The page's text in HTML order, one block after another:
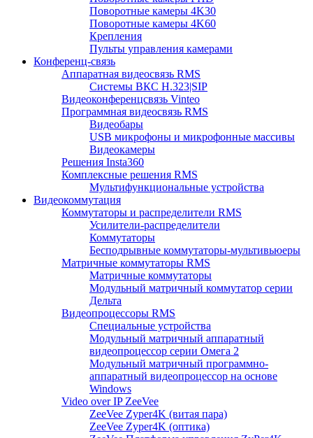
Поворотные камеры 4K30
Поворотные камеры 4K60
Крепления
Пульты управления камерами
Конференц-связь
Аппаратная видеосвязь RMS
Системы ВКС H.323|SIP
Видеоконференцсвязь Vinteo
Программная видеосвязь RMS
Видеобары
USB микрофоны и микрофонные массивы
Видеокамеры
Решения Insta360
Комплексные решения RMS
Мультифункциональные устройства
Видеокоммутация
Коммутаторы и распределители RMS
Усилители-распределители
Коммутаторы
Бесподрывные коммутаторы-мультивьюеры
Матричные коммутаторы RMS
Матричные коммутаторы
Модульный матричный коммутатор серии
Дельта
Видеопроцессоры RMS
Специальные устройства
Модульный матричный аппаратный
видеопроцессор серии Омега 2
Модульный матричный программно-
аппаратный видеопроцессор на основе
Windows
Video over IP ZeeVee
ZeeVee Zyper4K (витая пара)
ZeeVee Zyper4K (оптика)